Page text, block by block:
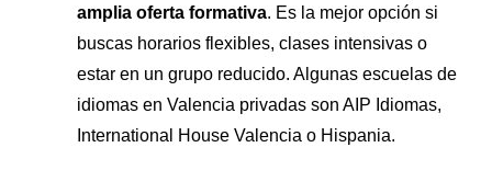
amplia oferta formativa. Es la mejor opción si
buscas horarios flexibles, clases intensivas o
estar en un grupo reducido. Algunas escuelas de
idiomas en Valencia privadas son AIP Idiomas,
International House Valencia o Hispania.